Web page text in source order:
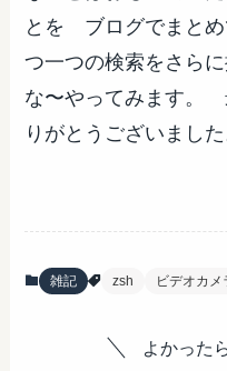
とを ブログでまと
つ一つの検索をさら
な〜やってみます。
りがとうございました
雑記 zsh ビデオカメ
よかった